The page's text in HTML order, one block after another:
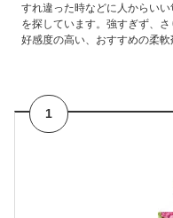
すれ違った時などに人からい
を探しています。強すぎず、
好感度の高い、おすすめの柔
1